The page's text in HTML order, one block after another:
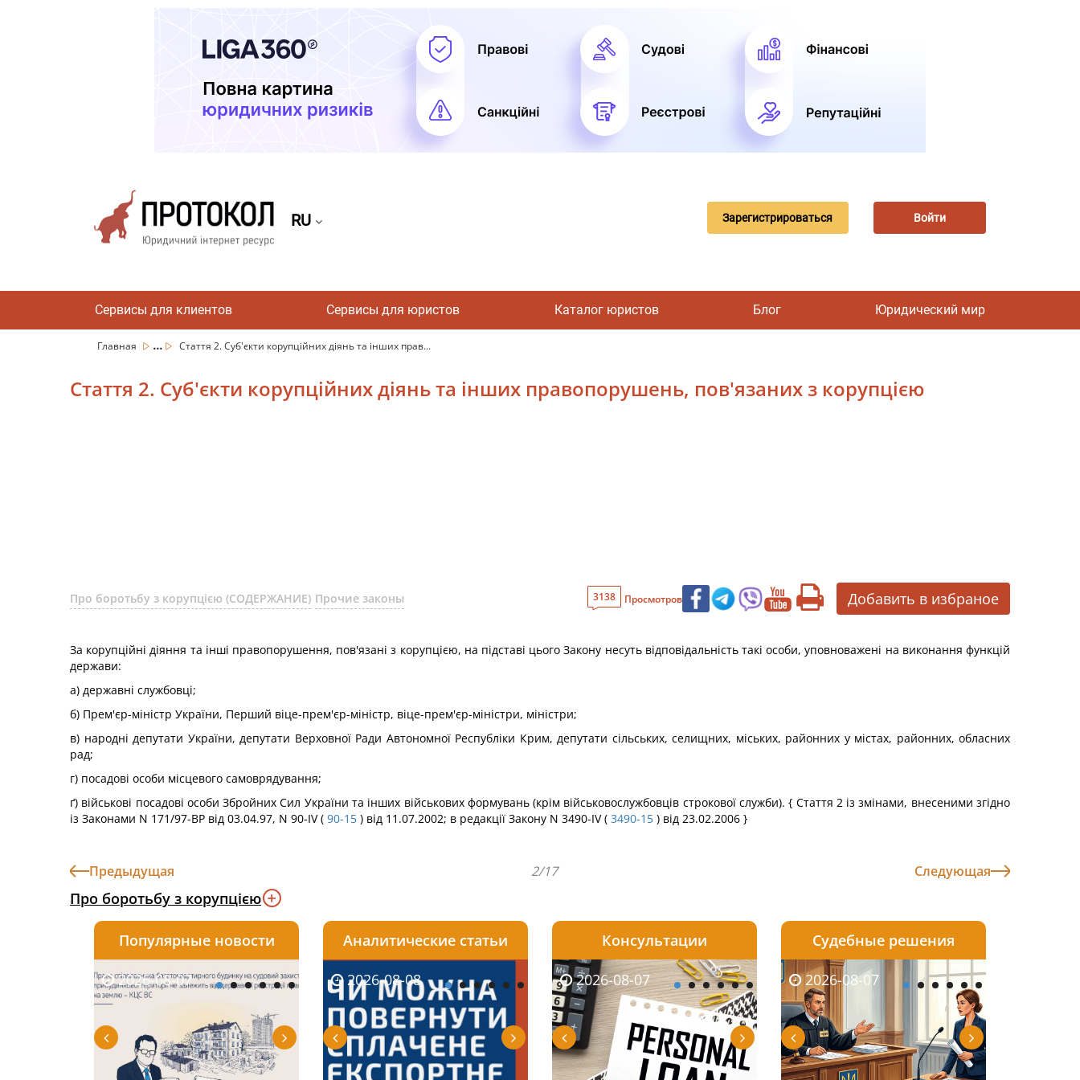
RU Зарегистрироваться Войти
Сервисы для клиентов Сервисы для юристов Каталог юристов Блог Юридический мир
Главная ... Стаття 2. Суб'єкти корупційних діянь та інших прав...
Стаття 2. Суб'єкти корупційних діянь та інших правопорушень, пов'язаних з корупцією
Про боротьбу з корупцією (СОДЕРЖАНИЕ) Прочие законы 3138 Просмотров Добавить в избраное
За корупційні діяння та інші правопорушення, пов'язані з корупцією, на підставі цього Закону несуть відповідальність такі особи, уповноважені на виконання функцій
держави:
а) державні службовці;
б) Прем'єр-міністр України, Перший віце-прем'єр-міністр, віце-прем'єр-міністри, міністри;
в) народні депутати України, депутати Верховної Ради Автономної Республіки Крим, депутати сільських, селищних, міських, районних у містах, районних, обласних
рад;
г) посадові особи місцевого самоврядування;
ґ) військові посадові особи Збройних Сил України та інших військових формувань (крім військовослужбовців строкової служби).{ Стаття 2 із змінами, внесеними згідно
із Законами N 171/97-ВР від 03.04.97, N 90-IV ( 90-15 ) від 11.07.2002; в редакції Закону N 3490-IV ( 3490-15 ) від 23.02.2006 }
Предыдущая 2/17 Следующая
Про боротьбу з корупцією
Популярные новости
2026-08-07 2026-08-06 2026-08-06 2026-08-06 2026-08-05
Аналитические статьи
2026-08-03 2026-08-08 2026-08-07 2026-08-04 2026-08-04
Консультации
2026-08-05 2026-08-07 2026-08-07 2026-08-06
Судебные решения
2026-07-30 2026-08-07